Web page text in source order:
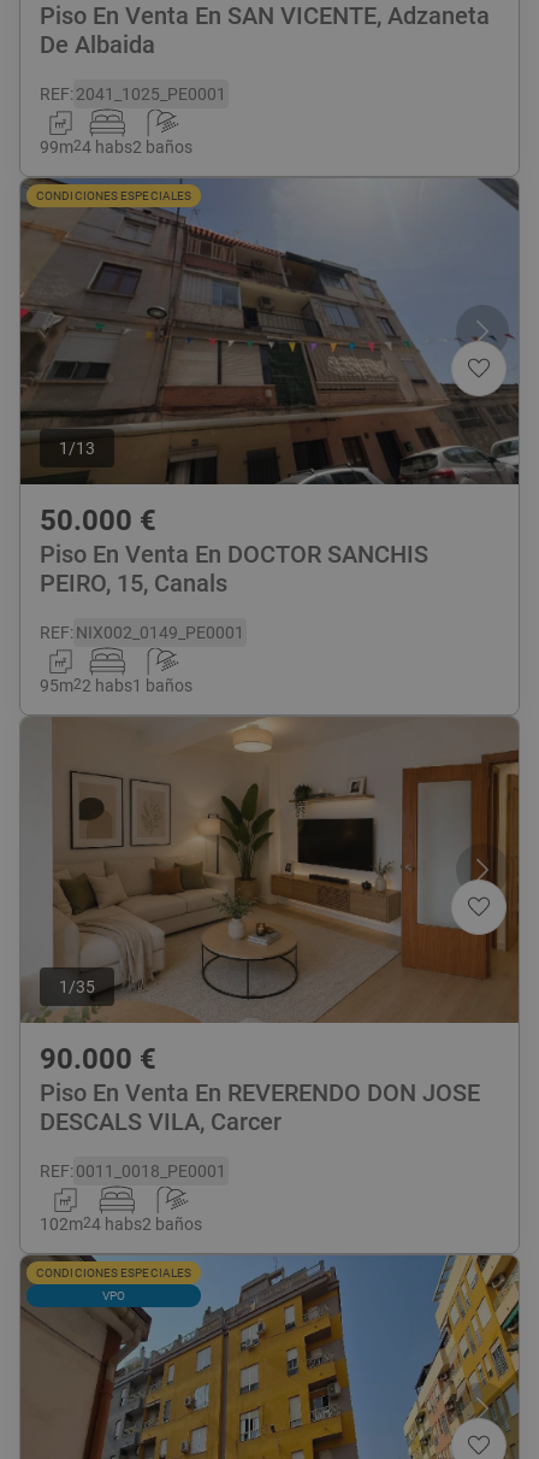
Piso En Venta En SAN VICENTE, Adzaneta
De Albaida
REF:2041_1025_PE0001
99m24 habs2 baños
1 /13
CONDICIONES ESPECIALES
50.000 €
Piso En Venta En DOCTOR SANCHIS
PEIRO, 15, Canals
REF:NIX002_0149_PE0001
95m22 habs1 baños
1 /35
90.000 €
Piso En Venta En REVERENDO DON JOSE
DESCALS VILA, Carcer
REF:0011_0018_PE0001
102m24 habs2 baños
CONDICIONES ESPECIALES
VPO